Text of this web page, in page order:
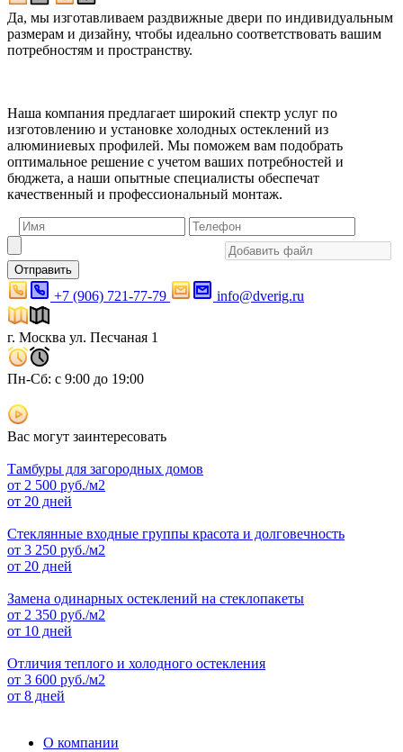
Да, мы изготавливаем раздвижные двери по индивидуальным
размерам и дизайну, чтобы идеально соответствовать вашим
потребностям и пространству.
Наша компания предлагает широкий спектр услуг по
изготовлению и установке холодных остеклений из
алюминиевых профилей. Мы поможем вам подобрать
оптимальное решение с учетом ваших потребностей и
бюджета, а наши опытные специалисты обеспечат
качественный и профессиональный монтаж.
Отправить
+7 (906) 721-77-79 info@dverig.ru
г. Москва ул. Песчаная 1
Пн-Сб: с 9:00 до 19:00
Вас могут заинтересовать
Тамбуры для загородных домов
от 2 500 руб./м2
от 20 дней
Стеклянные входные группы красота и долговечность
от 3 250 руб./м2
от 20 дней
Замена одинарных остеклений на стеклопакеты
от 2 350 руб./м2
от 10 дней
Отличия теплого и холодного остекления
от 3 600 руб./м2
от 8 дней
О компании